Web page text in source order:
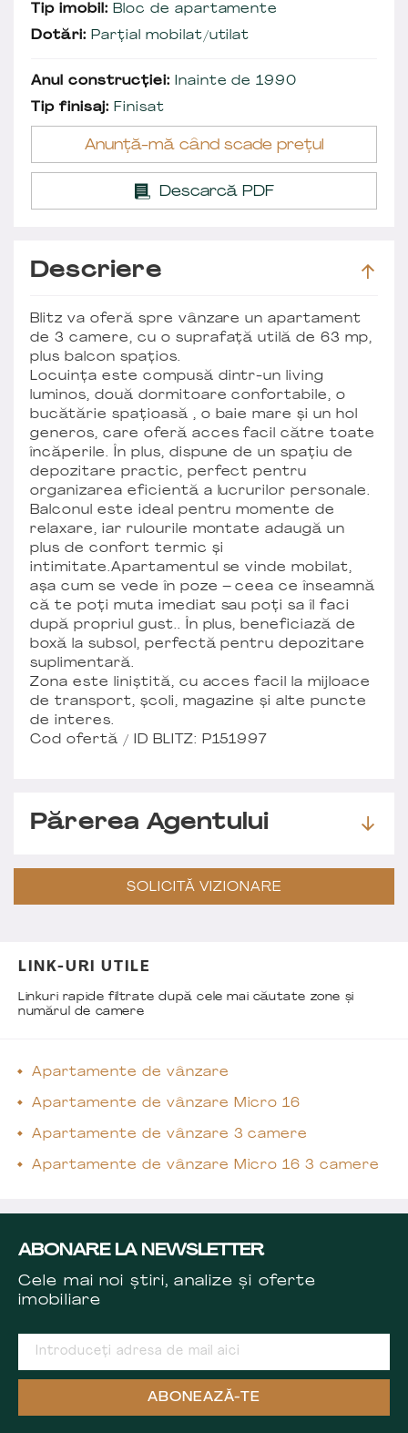
Tip imobil: Bloc de apartamente
Dotări: Parțial mobilat/utilat
Anul construcției: Inainte de 1990
Tip finisaj: Finisat
Anunță-mă când scade prețul
Descarcă PDF
Descriere
Blitz va oferă spre vânzare un apartament
de 3 camere, cu o suprafață utilă de 63 mp,
plus balcon spațios.
Locuința este compusă dintr-un living
luminos, două dormitoare confortabile, o
bucătărie spațioasă , o baie mare și un hol
generos, care oferă acces facil către toate
încăperile. În plus, dispune de un spațiu de
depozitare practic, perfect pentru
organizarea eficientă a lucrurilor personale.
Balconul este ideal pentru momente de
relaxare, iar rulourile montate adaugă un
plus de confort termic și
intimitate.Apartamentul se vinde mobilat,
așa cum se vede în poze – ceea ce înseamnă
că te poți muta imediat sau poți sa îl faci
după propriul gust.. În plus, beneficiază de
boxă la subsol, perfectă pentru depozitare
suplimentară.
Zona este liniștită, cu acces facil la mijloace
de transport, școli, magazine și alte puncte
de interes.
Cod ofertă / ID BLITZ: P151997
Părerea Agentului
SOLICITĂ VIZIONARE
LINK-URI UTILE
Linkuri rapide filtrate după cele mai căutate zone și
numărul de camere
Apartamente de vânzare
Apartamente de vânzare Micro 16
Apartamente de vânzare 3 camere
Apartamente de vânzare Micro 16 3 camere
ABONARE LA NEWSLETTER
Cele mai noi știri, analize și oferte
imobiliare
ABONEAZĂ-TE